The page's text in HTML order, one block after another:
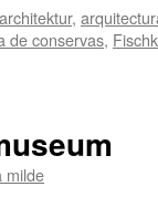
architektur,
de conservas,
milde